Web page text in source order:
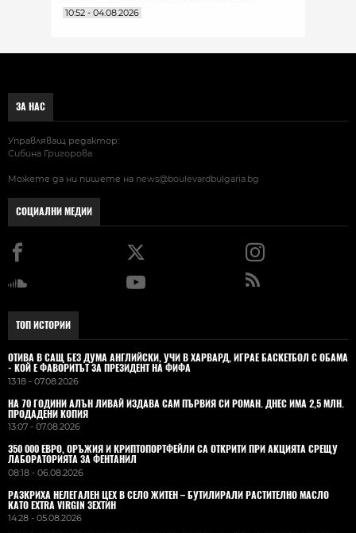
10:52 - 04.08.2026
ЗА НАС
Управляващ редактор:
Сибина Григорова
Можете да ни пишете на news@boulevardbulgaria.bg
СОЦИАЛНИ МЕДИИ
ТОП ИСТОРИИ
ОТИВА В САЩ БЕЗ ДУМА АНГЛИЙСКИ, УЧИ В ХАРВАРД, ИГРАЕ БАСКЕТБОЛ С ОБАМА
- КОЙ Е ФАВОРИТЪТ ЗА ПРЕЗИДЕНТ НА ФИФА
13:18 - 07.08.2026
НА 70 ГОДИНИ АЛЪН ЛИВАЙ ИЗДАВА САМ ПЪРВИЯ СИ РОМАН. ДНЕС ИМА 2,5 МЛН.
ПРОДАДЕНИ КОПИЯ
13:07 - 07.08.2026
350 000 ЕВРО, ОРЪЖИЯ И КРИПТОПОРТФЕЙЛИ СА ОТКРИТИ ПРИ АКЦИЯТА СРЕЩУ
ЛАБОРАТОРИЯТА ЗА ФЕНТАНИЛ
08:18 - 06.08.2026
РАЗКРИХА НЕЛЕГАЛЕН ЦЕХ В СЕЛО ЖИТЕН – БУТИЛИРАЛИ РАСТИТЕЛНО МАСЛО
КАТО EXTRA VIRGIN ЗЕХТИН
14:28 - 05.08.2026